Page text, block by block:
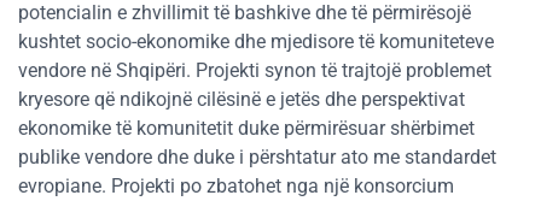
potencialin e zhvillimit të bashkive dhe të përmirësojë
kushtet socio-ekonomike dhe mjedisore të komuniteteve
vendore në Shqipëri. Projekti synon të trajtojë problemet
kryesore që ndikojnë cilësinë e jetës dhe perspektivat
ekonomike të komunitetit duke përmirësuar shërbimet
publike vendore dhe duke i përshtatur ato me standardet
evropiane. Projekti po zbatohet nga një konsorcium